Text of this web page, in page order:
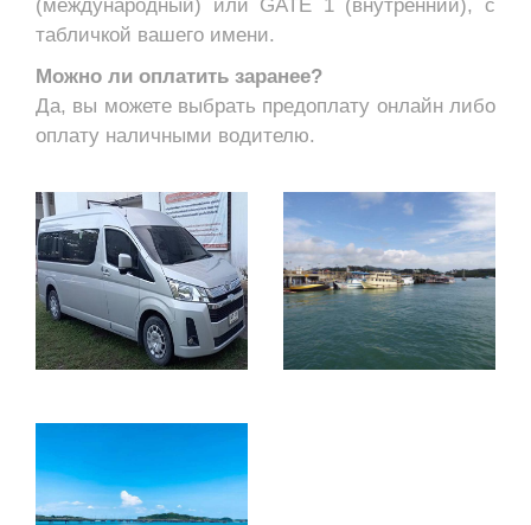
(международный) или GATE 1 (внутренний), с
табличкой вашего имени.
Можно ли оплатить заранее?
Да, вы можете выбрать предоплату онлайн либо
оплату наличными водителю.